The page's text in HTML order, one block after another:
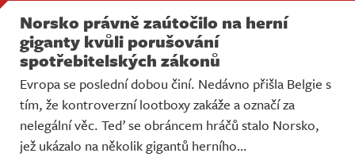
Norsko právně zaútočilo na herní
giganty kvůli porušování
spotřebitelských zákonů
Evropa se poslední dobou činí. Nedávno přišla Belgie s
tím, že kontroverzní lootboxy zakáže a označí za
nelegální věc. Teď se obráncem hráčů stalo Norsko,
jež ukázalo na několik gigantů herního…